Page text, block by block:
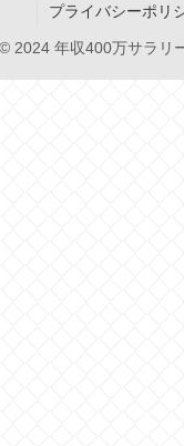
プライバシーポリ
© 2024 年収400万サラリ